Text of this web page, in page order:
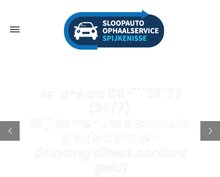
Bel ons op 06-11122177
(24/7)
Wij komen uw sloopauto
gratis ophalen
Ontvang direct contant
geld!